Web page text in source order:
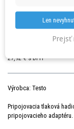
Kód produktu: 0554
EAN: 4029547009952
Cenníková cena:
27,92 € s DPH
Výrobca: Testo
Pripojovacia tlaková
pripojovacieho adaptéru.
Len
Prejsť